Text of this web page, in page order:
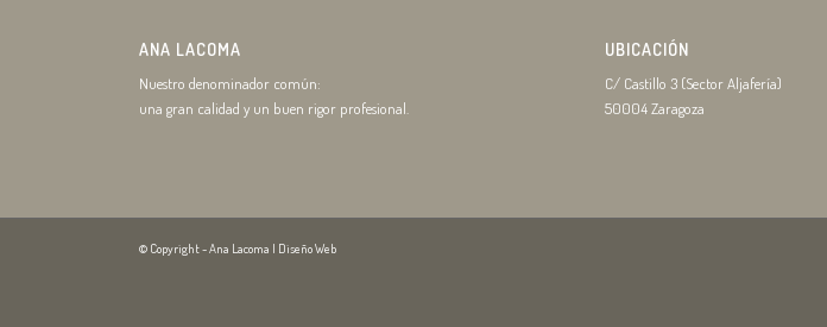
ANA LACOMA
Nuestro denominador común:
una gran calidad y un buen rigor profesional.
UBICACIÓN
C/ Castillo 3 (Sector Aljafería)
50004 Zaragoza
© Copyright - Ana Lacoma | Diseño Web